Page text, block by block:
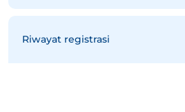
Riwayat registrasi